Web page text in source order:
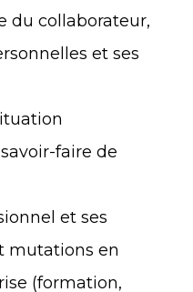
du collaborateur,
et ses
faire de
et ses
mutations en
(formation,